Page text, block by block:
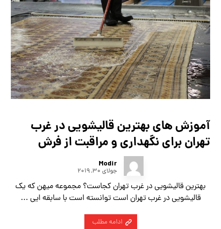
آموزش های بهترین قالیشویی در غرب
تهران برای نگهداری و مراقبت از فرش
Modir
جولای ۳۰, ۲۰۱۹
بهترین قالیشویی در غرب تهران کجاست؟ مجموعه میهن که یک
قالیشویی در غرب تهران است توانسته است با سابقه ایی ...
ادامه مطلب